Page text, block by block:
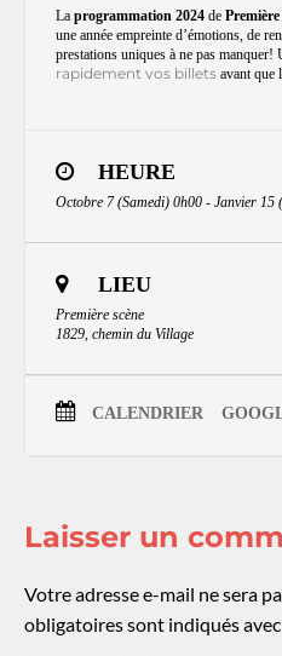
La programmation 2024 de
une année empreinte d’émotions, de
prestations uniques à ne pas manquer!
rapidement vos billets avant que
HEURE
Octobre 7 (Samedi) 0h00 - Janvier 15
LIEU
Première scène
1829, chemin du Village
CALENDRIER
Laisser un
Votre adresse e-mail ne sera
obligatoires sont indiqués avec